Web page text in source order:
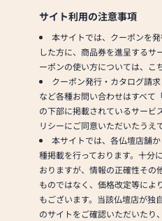
サイト利用の注意事項
本サイトでは、クーポンを
した方に、商品券を進呈するサ
ーポンの使い方については、こ
クーポン発行・カタログ請
など各種お問い合わせはすべて
の下部に掲載されているサービ
リシーにご同意いただいたうえ
本サイトでは、各仏壇店舗
種掲載を行っております。十分
おりますが、情報の正確性その
ものではなく、価格改定等によ
もございます。当該仏壇店が独
のサイトをご確認いただいたり